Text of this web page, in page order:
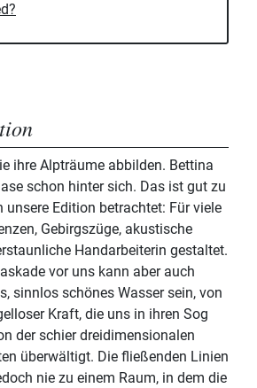
ihre Alpträume abbilden. Bettina
schon hinter sich. Das ist gut zu
unsere Edition betrachtet: Für viele
Gebirgszüge, akustische
Handarbeiterin gestaltet.
vor uns kann aber auch
sinnlos schönes Wasser sein, von
Kraft, die uns in ihren Sog
der schier dreidimensionalen
überwältigt. Die fließenden Linien
nie zu einem Raum, in dem die